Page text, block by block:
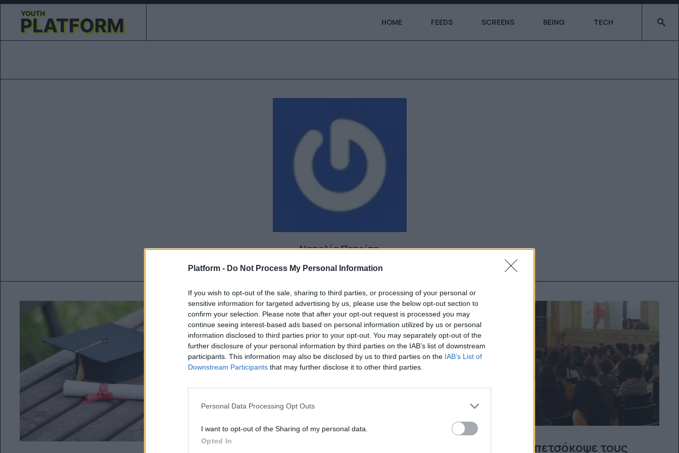
Platform - Do Not Process My Personal Information
If you wish to opt-out of the sale, sharing to third parties, or processing of your personal or
sensitive information for targeted advertising by us, please use the below opt-out section to
confirm your selection. Please note that after your opt-out request is processed you may
continue seeing interest-based ads based on personal information utilized by us or personal
information disclosed to third parties prior to your opt-out. You may separately opt-out of the
further disclosure of your personal information by third parties on the IAB’s list of downstream
participants. This information may also be disclosed by us to third parties on the IAB’s List of
Downstream Participants that may further disclose it to other third parties.
Personal Data Processing Opt Outs
I want to opt-out of the Sharing of my personal data.
Opted In
HOME FEEDS SCREENS BEING TECH Type
Ναταλία Πετρίτη
Πώς η ΕΒΕ πετσόκοψε τους